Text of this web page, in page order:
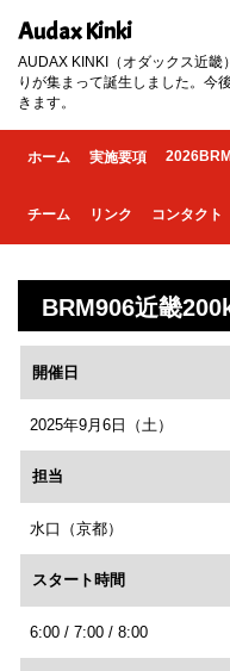
Audax Kinki
AUDAX KINKI（オダックス近
りが集まって誕生しました。今
きます。
ホーム 実施要項 2026BRM
チーム リンク コンタクト
BRM906近畿
開催日
2025年9月6日（土）
担当
水口（京都）
スタート時間
6:00 / 7:00 / 8:00